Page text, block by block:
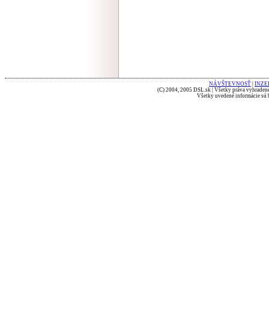
NÁVŠTEVNOSŤ
(C) 2004, 2005 DSL.sk | Všetky práva
Všetky uvedené informácie sú